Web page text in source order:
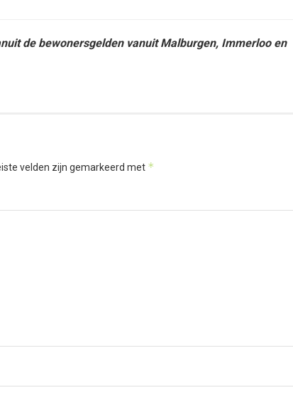
de bewonersgelden vanuit Malburgen, Immerloo en
velden zijn gemarkeerd met *